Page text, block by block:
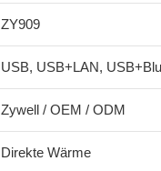
ZY909
USB, USB+LAN,
Zywell / OEM / ODM
Direkte Wärme